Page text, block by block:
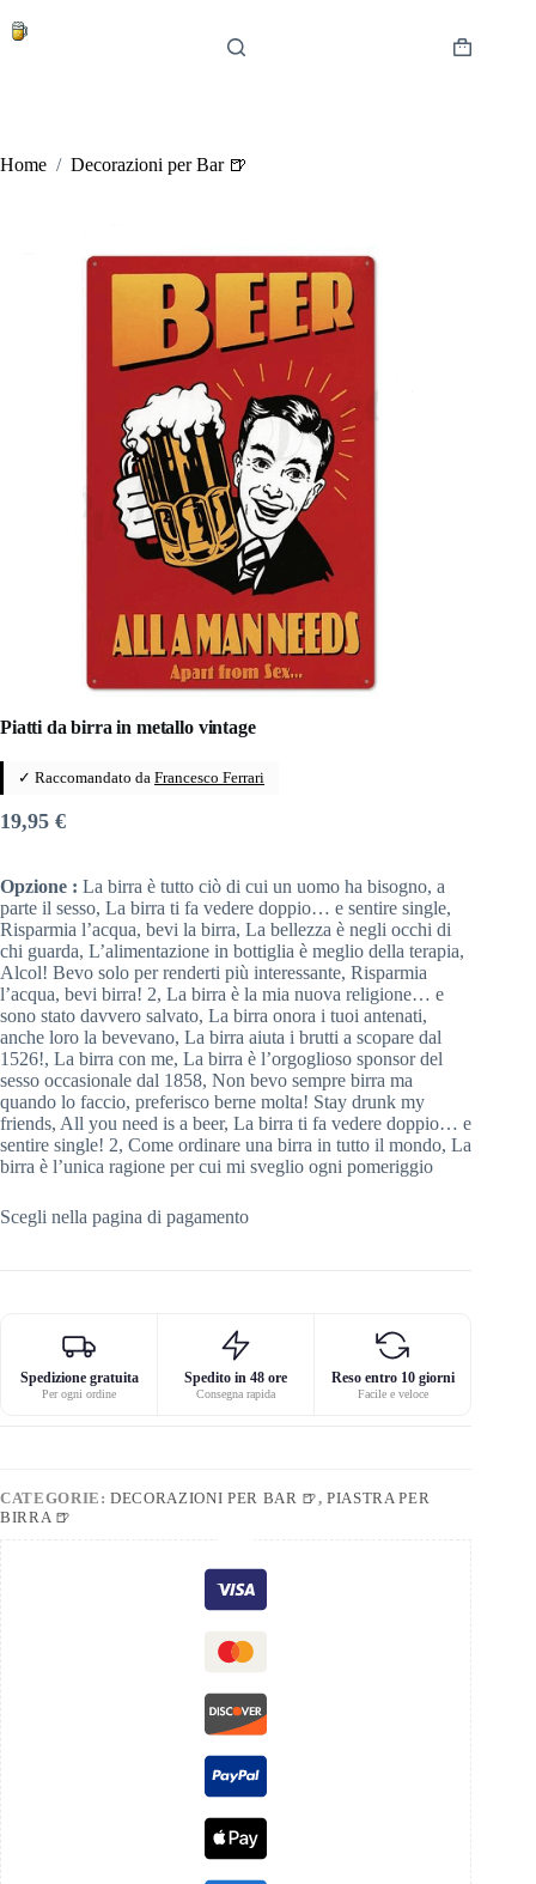
Carrello
Home / Decorazioni per Bar 🍺
Piatti da birra in metallo vintage
✓ Raccomandato da Francesco Ferrari
19,95 €
Opzione : La birra è tutto ciò di cui un uomo ha bisogno, a
parte il sesso, La birra ti fa vedere doppio… e sentire single,
Risparmia l’acqua, bevi la birra, La bellezza è negli occhi di
chi guarda, L’alimentazione in bottiglia è meglio della terapia,
Alcol! Bevo solo per renderti più interessante, Risparmia
l’acqua, bevi birra! 2, La birra è la mia nuova religione… e
sono stato davvero salvato, La birra onora i tuoi antenati,
anche loro la bevevano, La birra aiuta i brutti a scopare dal
1526!, La birra con me, La birra è l’orgoglioso sponsor del
sesso occasionale dal 1858, Non bevo sempre birra ma
quando lo faccio, preferisco berne molta! Stay drunk my
friends, All you need is a beer, La birra ti fa vedere doppio… e
sentire single! 2, Come ordinare una birra in tutto il mondo, La
birra è l’unica ragione per cui mi sveglio ogni pomeriggio
Scegli nella pagina di pagamento
Spedizione gratuita
Per ogni ordine
Spedito in 48 ore
Consegna rapida
Reso entro 10 giorni
Facile e veloce
CATEGORIE:DECORAZIONI PER BAR 🍺,PIASTRA PER
BIRRA 🍺